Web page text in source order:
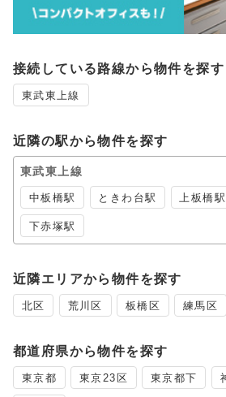
接続している路線から物件を探す
東武東上線
近隣の駅から物件を探す
東武東上線
中板橋駅 ときわ台駅 上板橋駅
下赤塚駅
近隣エリアから物件を探す
北区 荒川区 板橋区 練馬区
都道府県から物件を探す
東京都 東京23区 東京都下